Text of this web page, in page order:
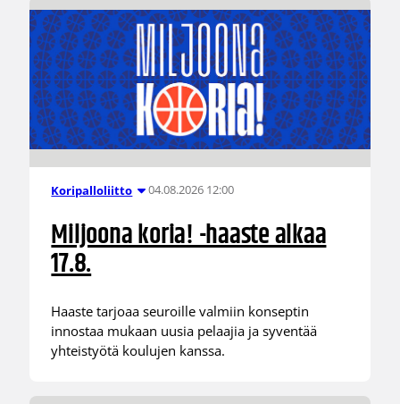
Koripalloliitto 04.08.2026 12:00
Miljoona koria! -haaste alkaa
17.8.
Haaste tarjoaa seuroille valmiin konseptin
innostaa mukaan uusia pelaajia ja syventää
yhteistyötä koulujen kanssa.